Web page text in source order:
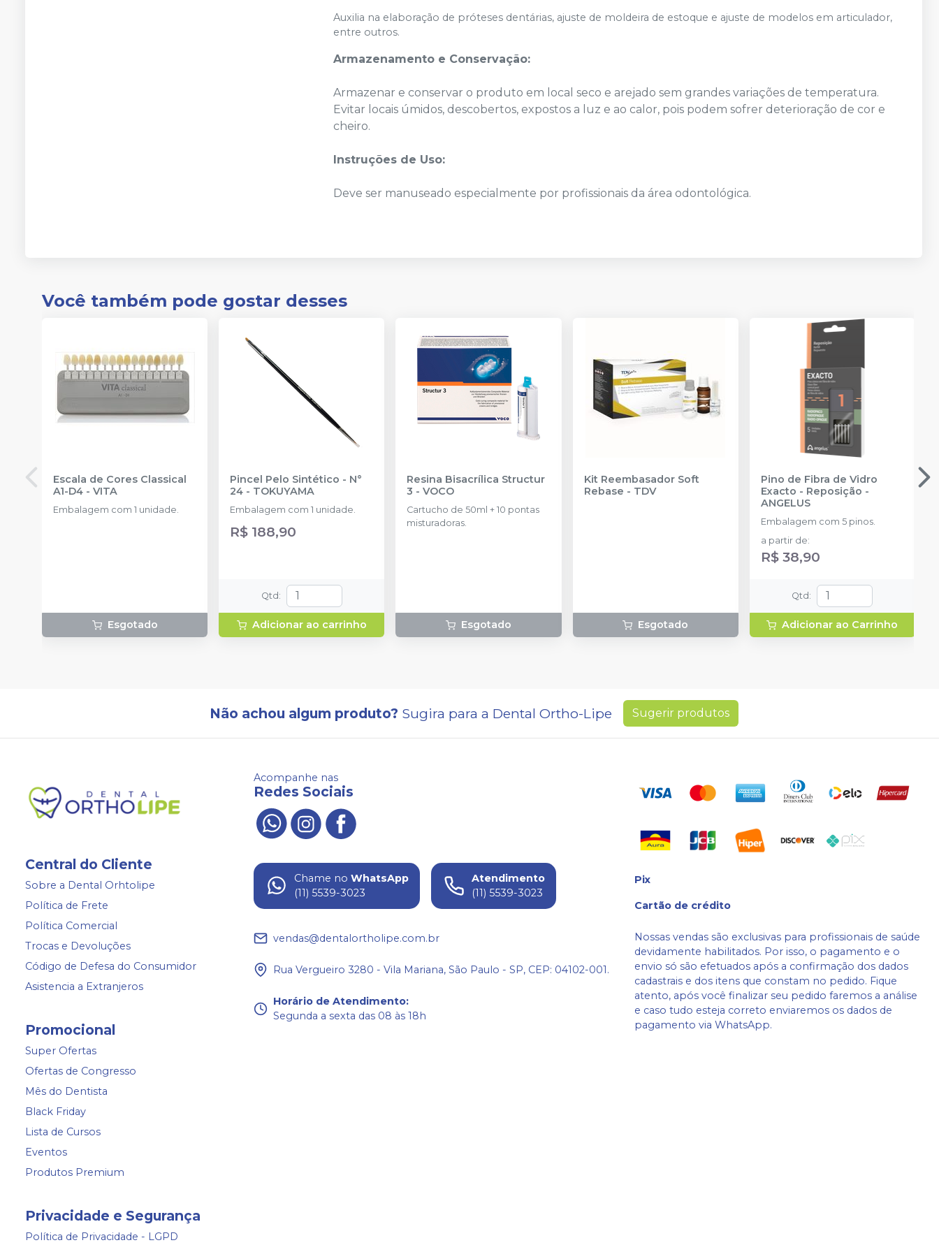
Auxilia na elaboração de próteses dentárias, ajuste de moldeira de estoque e ajuste de modelos em articulador,
entre outros.
Armazenamento e Conservação:
Armazenar e conservar o produto em local seco e arejado sem grandes variações de temperatura.
Evitar locais úmidos, descobertos, expostos a luz e ao calor, pois podem sofrer deterioração de cor e
cheiro.
Instruções de Uso:
Deve ser manuseado especialmente por profissionais da área odontológica.
Você também pode gostar desses
Escala de Cores Classical
A1-D4 - VITA
Embalagem com 1 unidade.
Esgotado
Pincel Pelo Sintético - N°
24 - TOKUYAMA
Embalagem com 1 unidade.
R$ 188,90
Qtd :
Adicionar ao carrinho
Resina Bisacrílica Structur
3 -VOCO
Cartucho de 50ml + 10 pontas
misturadoras.
Esgotado
Kit Reembasador Soft
Rebase - TDV
Esgotado
Pino de Fibra de Vidro
Exacto - Reposição -
ANGELUS
Embalagem com 5 pinos.
a partir de:
R$ 38,90
Qtd :
Adicionar ao Carrinho
Não achou algum produto? Sugira para a Dental Ortho-Lipe Sugerir produtos
Central do Cliente
Sobre a Dental Orhtolipe
Política de Frete
Política Comercial
Trocas e Devoluções
Código de Defesa do Consumidor
Asistencia a Extranjeros
Promocional
Super Ofertas
Ofertas de Congresso
Mês do Dentista
Black Friday
Lista de Cursos
Eventos
Produtos Premium
Privacidade e Segurança
Política de Privacidade - LGPD
Acompanhe nas
Redes Sociais
Chame no WhatsApp
(11) 5539-3023
Atendimento
(11) 5539-3023
vendas@dentalortholipe.com.br
Rua Vergueiro 3280 - Vila Mariana, São Paulo - SP, CEP: 04102-001.
Horário de Atendimento:
Segunda a sexta das 08 às 18h
Pix
Cartão de crédito
Nossas vendas são exclusivas para profissionais de saúde
devidamente habilitados. Por isso, o pagamento e o
envio só são efetuados após a confirmação dos dados
cadastrais e dos itens que constam no pedido. Fique
atento, após você finalizar seu pedido faremos a análise
e caso tudo esteja correto enviaremos os dados de
pagamento via WhatsApp.